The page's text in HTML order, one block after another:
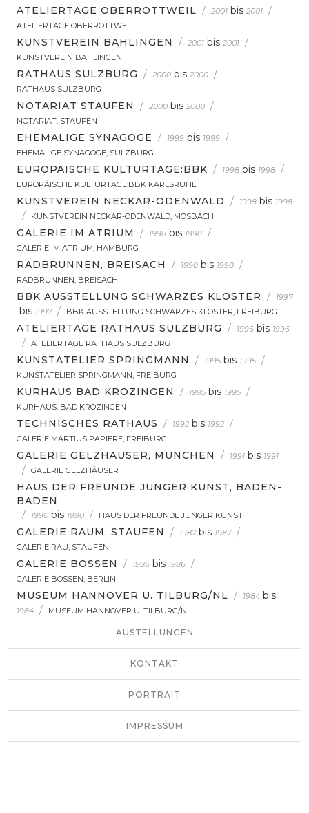
ATELIERTAGE OBERROTTWEIL / 2001 bis 2001 /
ATELIERTAGE OBERROTTWEIL
KUNSTVEREIN BAHLINGEN / 2001 bis 2001 /
KUNSTVEREIN BAHLINGEN
RATHAUS SULZBURG / 2000 bis 2000 /
RATHAUS SULZBURG
NOTARIAT STAUFEN / 2000 bis 2000 /
NOTARIAT, STAUFEN
EHEMALIGE SYNAGOGE / 1999 bis 1999 /
EHEMALIGE SYNAGOGE, SULZBURG
EUROPÄISCHE KULTURTAGE:BBK / 1998 bis 1998 /
EUROPÄISCHE KULTURTAGE:BBK KARLSRUHE
KUNSTVEREIN NECKAR-ODENWALD / 1998 bis 1998
/ KUNSTVEREIN NECKAR-ODENWALD, MOSBACH
GALERIE IM ATRIUM / 1998 bis 1998 /
GALERIE IM ATRIUM, HAMBURG
RADBRUNNEN, BREISACH / 1998 bis 1998 /
RADBRUNNEN, BREISACH
BBK AUSSTELLUNG SCHWARZES KLOSTER / 1997
bis 1997 / BBK AUSSTELLUNG SCHWARZES KLOSTER, FREIBURG
ATELIERTAGE RATHAUS SULZBURG / 1996 bis 1996
/ ATELIERTAGE RATHAUS SULZBURG
KUNSTATELIER SPRINGMANN / 1995 bis 1995 /
KUNSTATELIER SPRINGMANN, FREIBURG
KURHAUS BAD KROZINGEN / 1995 bis 1995 /
KURHAUS, BAD KROZINGEN
TECHNISCHES RATHAUS / 1992 bis 1992 /
GALERIE MARTIUS PAPIERE, FREIBURG
GALERIE GELZHÄUSER, MÜNCHEN / 1991 bis 1991
/ GALERIE GELZHÄUSER
HAUS DER FREUNDE JUNGER KUNST, BADEN-
BADEN
/
1990 bis 1990 / HAUS DER FREUNDE JUNGER KUNST
GALERIE RAUM, STAUFEN / 1987 bis 1987 /
GALERIE RAU, STAUFEN
GALERIE BOSSEN / 1986 bis 1986 /
GALERIE BOSSEN, BERLIN
MUSEUM HANNOVER U. TILBURG/NL / 1984 bis
1984 / MUSEUM HANNOVER U. TILBURG/NL
AUSTELLUNGEN
KONTAKT
PORTRAIT
IMPRESSUM